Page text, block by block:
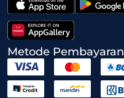
Metode Pembayaran